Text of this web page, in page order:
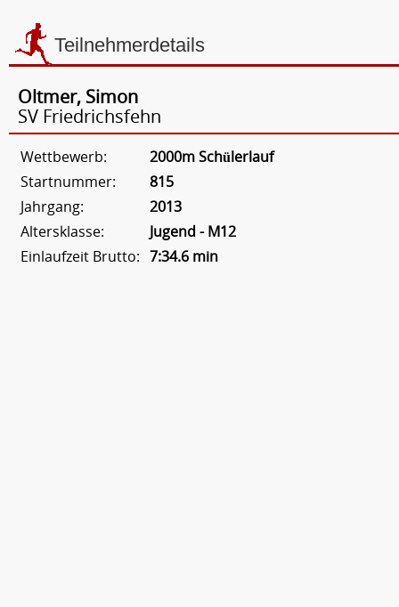
Teilnehmerdetails
Oltmer, Simon
SV Friedrichsfehn
Wettbewerb:
2000m Schülerlauf
Startnummer:
815
Jahrgang:
2013
Altersklasse:
Jugend - M12
Einlaufzeit Brutto: 7:34.6 min